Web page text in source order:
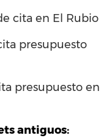
cita en El Rubio
presupuesto
presupuesto en
antiguos: